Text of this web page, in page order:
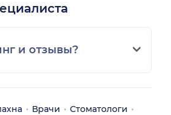
и отзывы?
Врачи
Стоматологи